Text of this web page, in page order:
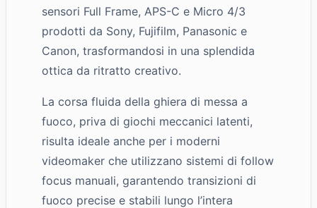
sensori Full Frame, APS-C e Micro 4/3
prodotti da Sony, Fujifilm, Panasonic e
Canon, trasformandosi in una splendida
ottica da ritratto creativo.
La corsa fluida della ghiera di messa a
fuoco, priva di giochi meccanici latenti,
risulta ideale anche per i moderni
videomaker che utilizzano sistemi di follow
focus manuali, garantendo transizioni di
fuoco precise e stabili lungo l’intera